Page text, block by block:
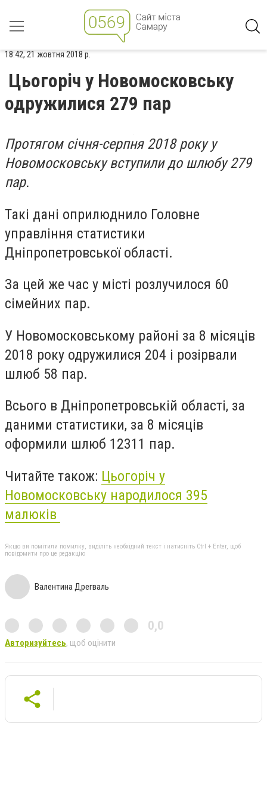
18:42, 21 жовтня 2018 р.
Цьогоріч у Новомосковську
одружилися 279 пар
Протягом січня-серпня 2018 року у
Новомосковську вступили до шлюбу 279
пар.
Такі дані оприлюднило Головне
управління статистики
Дніпропетровської області.
За цей же час у місті розлучилося 60
сімейних пар.
У Новомосковському районі за 8 місяців
2018 року одружилися 204 і розірвали
шлюб 58 пар.
Всього в Дніпропетровській області, за
даними статистики, за 8 місяців
оформили шлюб 12311 пар.
Читайте також: Цьогоріч у
Новомосковську народилося 395
малюків
Якщо ви помітили помилку, виділіть необхідний текст і натисніть Ctrl + Enter, щоб
повідомити про це редакцію
Валентина Дрегваль
0,0
Авторизуйтесь, щоб оцінити